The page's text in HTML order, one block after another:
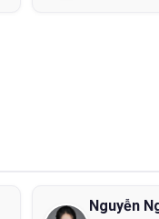
Nguyễn